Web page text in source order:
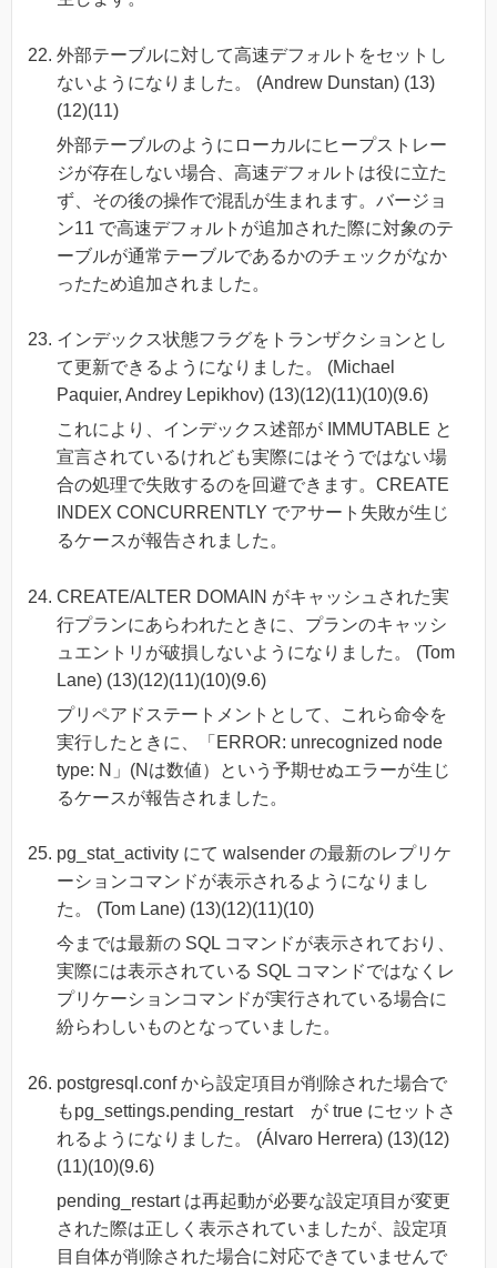
外部テーブルに対して高速デフォルトをセットし
ないようになりました。 (Andrew Dunstan) (13)
(12)(11)
外部テーブルのようにローカルにヒープストレー
ジが存在しない場合、高速デフォルトは役に立た
ず、その後の操作で混乱が生まれます。バージョ
ン11 で高速デフォルトが追加された際に対象のテ
ーブルが通常テーブルであるかのチェックがなか
ったため追加されました。
インデックス状態フラグをトランザクションとし
て更新できるようになりました。 (Michael
Paquier, Andrey Lepikhov) (13)(12)(11)(10)(9.6)
これにより、インデックス述部が IMMUTABLE と
宣言されているけれども実際にはそうではない場
合の処理で失敗するのを回避できます。CREATE
INDEX CONCURRENTLY でアサート失敗が生じ
るケースが報告されました。
CREATE/ALTER DOMAIN がキャッシュされた実
行プランにあらわれたときに、プランのキャッシ
ュエントリが破損しないようになりました。 (Tom
Lane) (13)(12)(11)(10)(9.6)
プリペアドステートメントとして、これら命令を
実行したときに、「ERROR: unrecognized node
type: N」(Nは数値）という予期せぬエラーが生じ
るケースが報告されました。
pg_stat_activity にて walsender の最新のレプリケ
ーションコマンドが表示されるようになりまし
た。 (Tom Lane) (13)(12)(11)(10)
今までは最新の SQL コマンドが表示されており、
実際には表示されている SQL コマンドではなくレ
プリケーションコマンドが実行されている場合に
紛らわしいものとなっていました。
postgresql.conf から設定項目が削除された場合で
もpg_settings.pending_restart が true にセットさ
れるようになりました。 (Álvaro Herrera) (13)(12)
(11)(10)(9.6)
pending_restart は再起動が必要な設定項目が変更
された際は正しく表示されていましたが、設定項
目自体が削除された場合に対応できていませんで